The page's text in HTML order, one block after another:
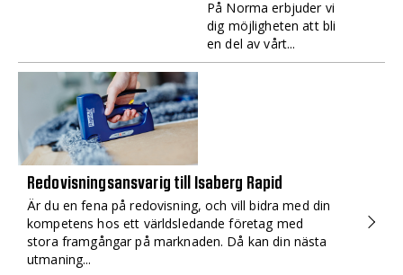
På Norma erbjuder vi
dig möjligheten att bli
en del av vårt...
Redovisningsansvarig till Isaberg Rapid
Är du en fena på redovisning, och vill bidra med din
kompetens hos ett världsledande företag med
stora framgångar på marknaden. Då kan din nästa
utmaning...